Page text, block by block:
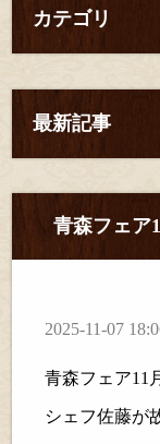
カテゴリ
最新記事
青森フェア
2025-11-07
青森フェア11
シェフ佐藤が